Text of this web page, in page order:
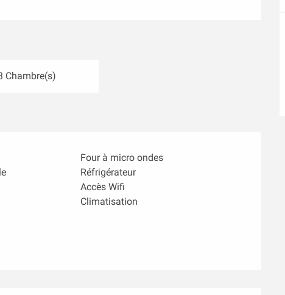
Chambre(s)
Four à micro ondes
Réfrigérateur
Accès Wifi
Climatisation